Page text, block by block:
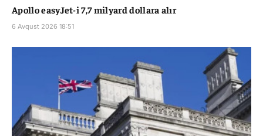
Apollo easyJet-i 7,7 milyard dollara alır
6 Avqust 2026 18:51